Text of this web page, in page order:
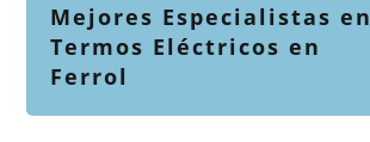
Mejores Especialistas en
Termos Eléctricos en
Ferrol